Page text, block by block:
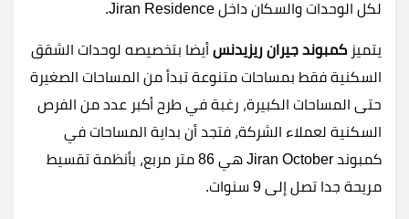
لكل الوحدات والسكان داخل Jiran Residence.
يتميز كمبوند جيران ريزيدنس أيضا بتخصيصه لوحدات الشقق
السكنية فقط بمساحات متنوعة تبدأ من المساحات الصغيرة
حتى المساحات الكبيرة، رغبة في طرح أكبر عدد من الفرص
السكنية لعملاء الشركة، فتجد أن بداية المساحات في
كمبوند Jiran October هي 86 متر مربع، بأنظمة تقسيط
مريحة جدا تصل إلى 9 سنوات.